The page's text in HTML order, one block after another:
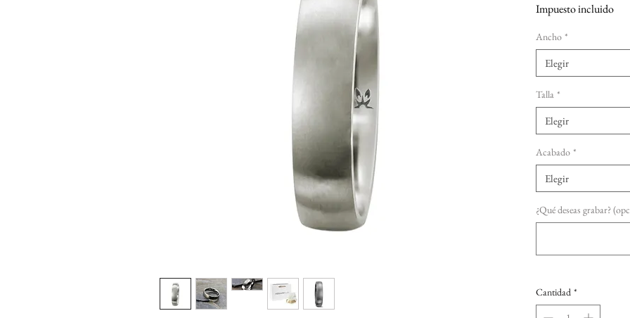
Impuesto incluido
Ancho *
Elegir
Talla *
Elegir
Acabado *
Elegir
¿Qué deseas grabar?
Cantidad *